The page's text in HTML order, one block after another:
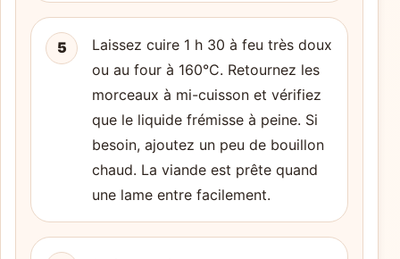
5
Laissez cuire 1 h 30 à feu très doux
ou au four à 160°C. Retournez les
morceaux à mi-cuisson et vérifiez
que le liquide frémisse à peine. Si
besoin, ajoutez un peu de bouillon
chaud. La viande est prête quand
une lame entre facilement.